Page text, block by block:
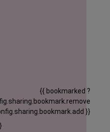
{{ bookmarked ?
}}